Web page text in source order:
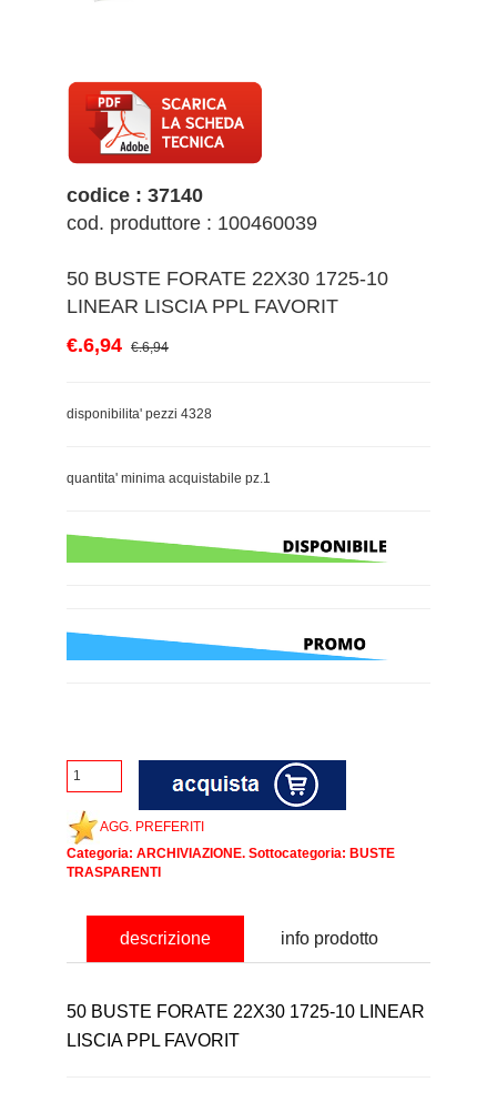
codice : 37140
cod. produttore : 100460039
50 BUSTE FORATE 22X30 1725-10
LINEAR LISCIA PPL FAVORIT
€.6,94 €.6,94
disponibilita' pezzi 4328
quantita' minima acquistabile pz.1
AGG. PREFERITI
Categoria: ARCHIVIAZIONE. Sottocategoria: BUSTE
TRASPARENTI
descrizione info prodotto
50 BUSTE FORATE 22X30 1725-10 LINEAR
LISCIA PPL FAVORIT